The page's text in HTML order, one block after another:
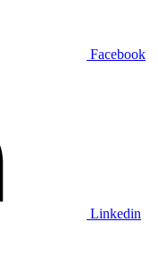
Facebook
Linkedin